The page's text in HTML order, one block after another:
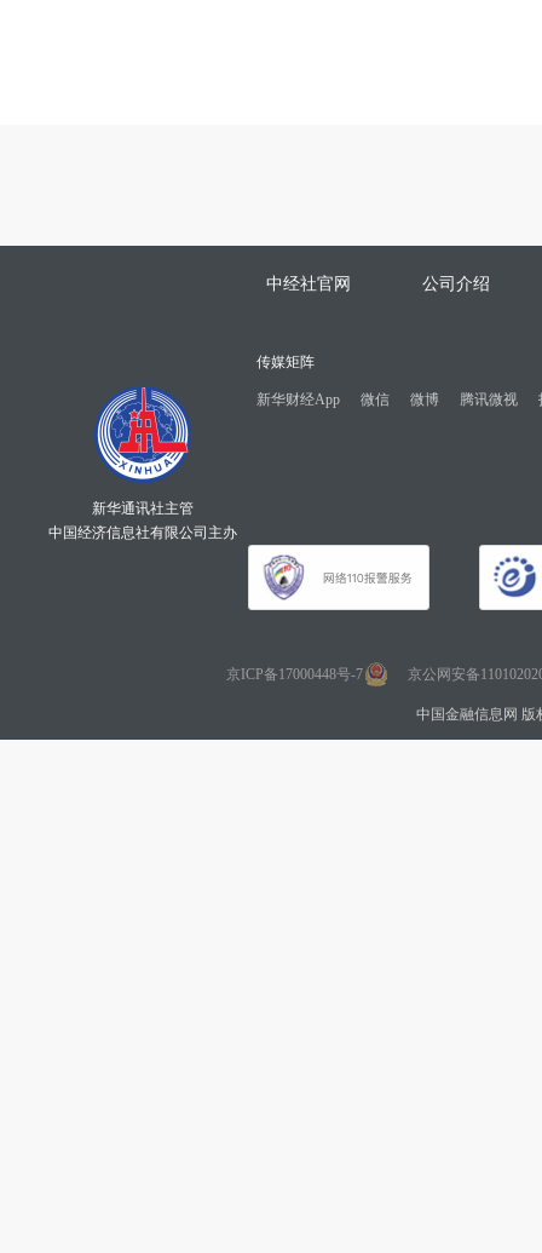
中经社官网 公司介绍
新华通讯社主管
中国经济信息社有限公司主办
传媒矩阵
新华财经App 微信 微博 腾讯微视
京ICP备17000448号-7 京公网安备
中国金融信息网 版